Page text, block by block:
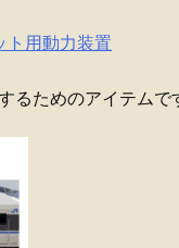
用動力装置
るためのアイテムで